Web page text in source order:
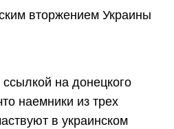
вторжением Украины
на донецкого
наемники из трех
в украинском